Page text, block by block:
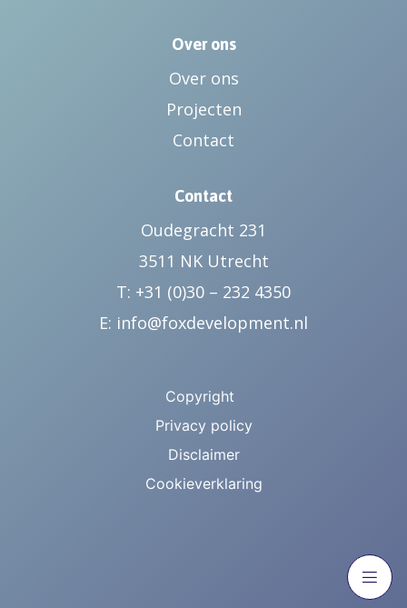
Over ons
Over ons
Projecten
Contact
Contact
Oudegracht 231
3511 NK Utrecht
T: +31 (0)30 – 232 4350
E: info@foxdevelopment.nl
Copyright
Privacy policy
Disclaimer
Cookieverklaring